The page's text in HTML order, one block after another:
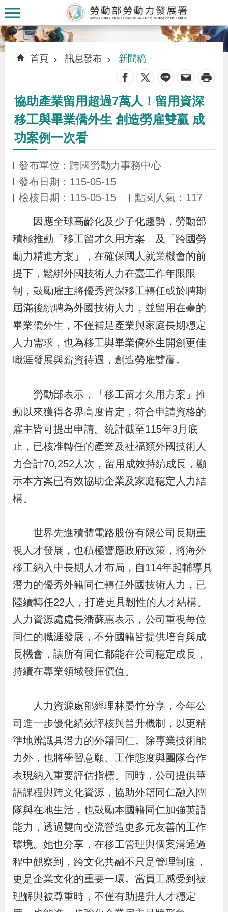
跳到主要內容區塊
認
識
本
訊
息
布
為
民
服
務
業
務
線
上
申
辦
宣
區
相
關
連
結
網
站
民
意
文
字
統
計
E
n
i
s
回
首
R
S
隱
私
權
及
資
訊
安
全
:::
::: 首頁 訊息發布 新聞稿
協助產業留用超過7萬人！留用資深
移工與畢業僑外生 創造勞雇雙贏 成
功案例一次看
發布單位：跨國勞動力事務中心
發布日期：115-05-15
檢核日期：115-05-15
點閱人氣：117
因應全球高齡化及少子化趨勢，勞動部
積極推動「移工留才久用方案」及「跨國勞
動力精進方案」，在確保國人就業機會的前
提下，鬆綁外國技術人力在臺工作年限限
制，鼓勵雇主將優秀資深移工轉任或於聘期
屆滿後續聘為外國技術人力，並留用在臺的
畢業僑外生，不僅補足產業與家庭長期穩定
人力需求，也為移工與畢業僑外生開創更佳
職涯發展與薪資待遇，創造勞雇雙贏。
勞動部表示，「移工留才久用方案」推
動以來獲得各界高度肯定，符合申請資格的
雇主皆可提出申請。統計截至115年3月底
止，已核准轉任的產業及社福類外國技術人
力合計70,252人次，留用成效持續成長，顯
示本方案已有效協助企業及家庭穩定人力結
構。
世界先進積體電路股份有限公司長期重
視人才發展，也積極響應政府政策，將海外
移工納入中長期人才布局，自114年起輔導具
潛力的優秀外籍同仁轉任外國技術人力，已
陸續轉任22人，打造更具韌性的人才結構。
人力資源處處長潘蘇惠表示，公司重視每位
同仁的職涯發展，不分國籍皆提供培育與成
長機會，讓所有同仁都能在公司穩定成長，
持續在專業領域發揮價值。
人力資源處部經理林晏竹分享，今年公
司進一步優化績效評核與晉升機制，以更精
準地辨識具潛力的外籍同仁。除專業技術能
力外，也將學習意願、工作態度與團隊合作
表現納入重要評估指標。同時，公司提供華
語課程與跨文化資源，協助外籍同仁融入團
隊與在地生活，也鼓勵本國籍同仁加強英語
能力，透過雙向交流營造更多元友善的工作
環境。她也分享，在移工管理與個案溝通過
程中觀察到，跨文化共融不只是管理制度，
更是企業文化的重要一環。當員工感受到被
理解與被尊重時，不僅有助提升人才穩定